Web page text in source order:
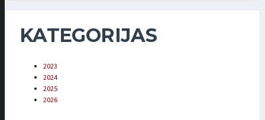
KATEGORIJAS
2023
2024
2025
2026